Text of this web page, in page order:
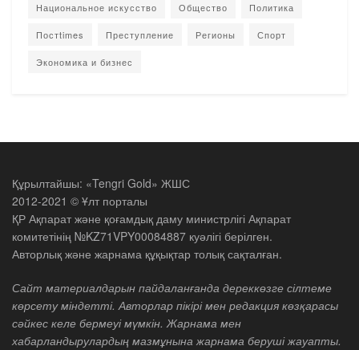
Национальное искусство Общество Политика
Постtimes Преступление Регионы Спорт
Экономика и бизнес
Құрылтайшы: «Tengri Gold» ЖШС
2012-2021 © Ұлт порталы
ҚР Ақпарат және қоғамдық даму министрлігі Ақпарат
комитетінің №KZ71VPY00084887 куәлігі берілген.
Авторлық және жарнама құқықтар толық сақталған.
Сайт материалдарын пайдаланғанда дереккөзге сілтеме
көрсету міндетті. Авторлар пікірі мен редакция көзқарасы
сәйкес келе бермеуі мүмкін. Жарнама мен
хабарландырулардың мазмұнына жарнама беруші жауапты.